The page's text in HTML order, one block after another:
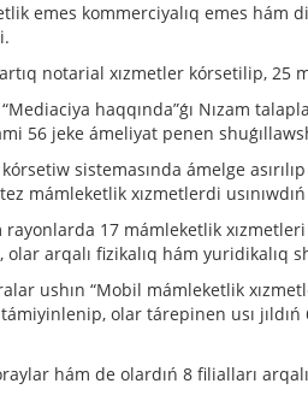
emes kommerciyalıq emes hám
artıq notarial xızmetler kórsetilip,
haqqında”ǵı Nızam
56 jeke ámeliyat penen
sistemasında ámelge
mámleketlik xızmetlerdi
17 mámleketlik
olar arqalı fizikalıq hám
ushın “Mobil mámleketlik
olar tárepinen usı
hám de olardıń 8 filialları